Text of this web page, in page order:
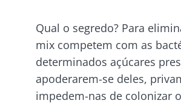
Qual o segredo? Para
mix competem com as
determinados açúcares
apoderarem-se deles,
impedem-nas de colonizar
Ligeiramente
efervescente,
toque ácido e
naturalmente